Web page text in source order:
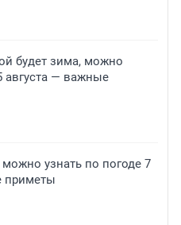
будет зима, можно
августа — важные
узнать по погоде 7
приметы